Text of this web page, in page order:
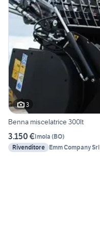
3
Benna miscelatrice 300lt
3.150 €Imola (BO)
Rivenditore Emm Company Srl